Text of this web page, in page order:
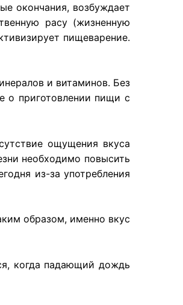
окончания, возбуждает
расу (жизненную
пищеварение.
и витаминов. Без
о приготовлении пищи с
ощущения вкуса
необходимо повысить
из-за употребления
образом, именно вкус
когда падающий дождь